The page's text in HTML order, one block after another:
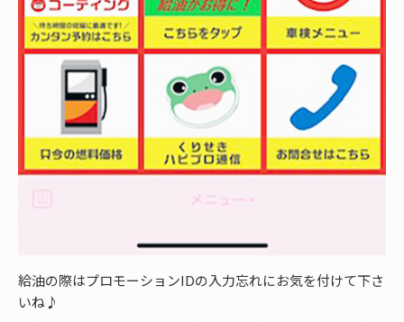
給油の際はプロモーションIDの入力忘れにお気を付けて下さ
いね♪